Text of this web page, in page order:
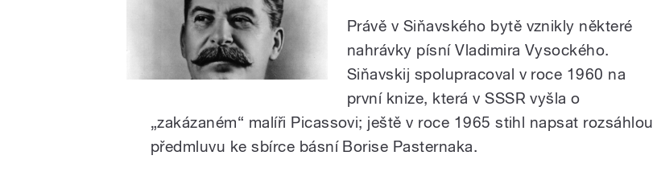
Právě v Siňavského bytě vznikly některé
nahrávky písní Vladimira Vysockého.
Siňavskij spolupracoval v roce 1960 na
první knize, která v SSSR vyšla o
„zakázaném“ malíři Picassovi; ještě v roce 1965 stihl napsat rozsáhlou
předmluvu ke sbírce básní Borise Pasternaka.